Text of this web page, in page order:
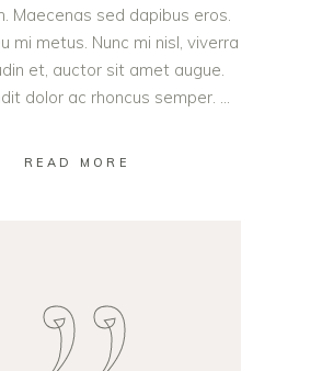
Maecenas sed dapibus eros.
mi metus. Nunc mi nisl, viverra
et, auctor sit amet augue.
dolor ac rhoncus semper.
READ MORE